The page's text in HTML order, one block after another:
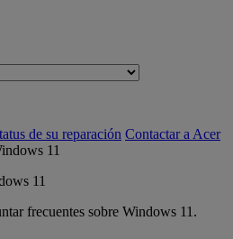
de su reparación Contactar a Acer
11
frecuentes sobre Windows 11.